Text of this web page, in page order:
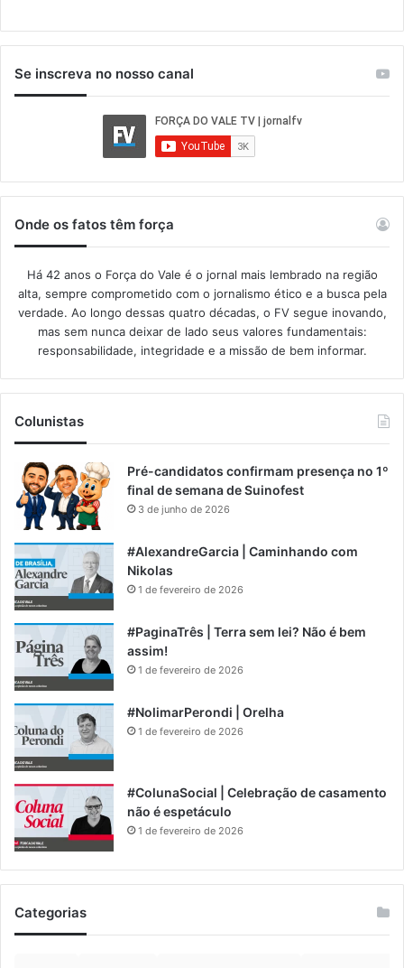
Se inscreva no nosso canal
Onde os fatos têm força
Há 42 anos o Força do Vale é o jornal mais lembrado na região
alta, sempre comprometido com o jornalismo ético e a busca pela
verdade. Ao longo dessas quatro décadas, o FV segue inovando,
mas sem nunca deixar de lado seus valores fundamentais:
responsabilidade, integridade e a missão de bem informar.​
Colunistas
Pré-candidatos confirmam presença no 1º
final de semana de Suinofest
3 de junho de 2026
#AlexandreGarcia | Caminhando com
Nikolas
1 de fevereiro de 2026
#PaginaTrês | Terra sem lei? Não é bem
assim!
1 de fevereiro de 2026
#NolimarPerondi | Orelha
1 de fevereiro de 2026
#ColunaSocial | Celebração de casamento
não é espetáculo
1 de fevereiro de 2026
Categorias